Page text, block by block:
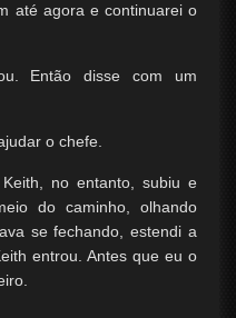
até agora e continuarei o
Então disse com um
o chefe.
no entanto, subiu e
do caminho, olhando
se fechando, estendi a
entrou. Antes que eu o